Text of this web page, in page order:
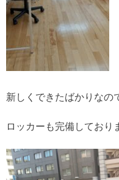
新しくできたばかりなの
ロッカーも完備しており